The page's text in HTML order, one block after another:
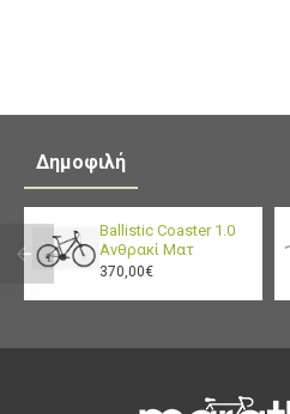
Δημοφιλή
Ballistic Coaster 1.0
Ανθρακί Ματ
370,00€